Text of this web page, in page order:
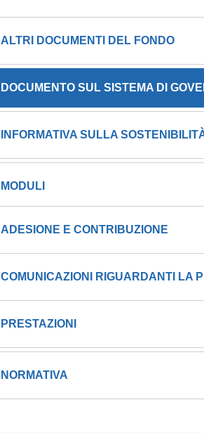
ALTRI DOCUMENTI DEL FONDO
DOCUMENTO SUL SISTEMA DI
INFORMATIVA SULLA
MODULI
ADESIONE E CONTRIBUZIONE
COMUNICAZIONI RIGUARDANTI LA
PRESTAZIONI
NORMATIVA